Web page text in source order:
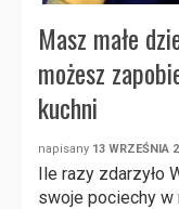
Masz małe
możesz
kuchni
napisany 13 WRZEŚNIA
Ile razy zdarzyło
swoje pociechy